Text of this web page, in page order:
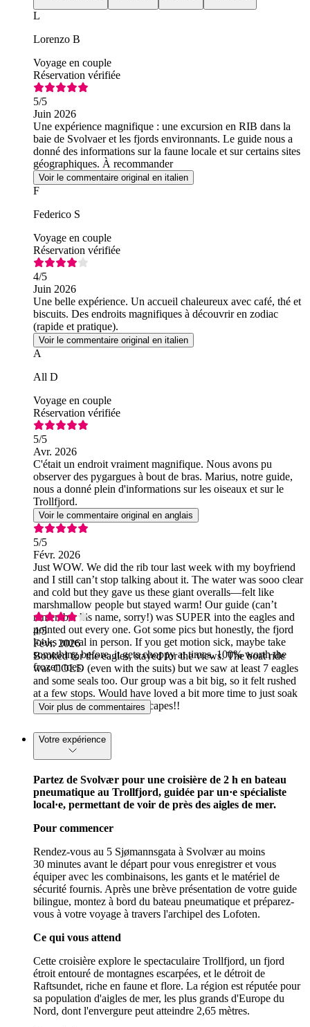
L
Lorenzo B
Voyage en couple
Réservation vérifiée
5/5
Juin 2026
Une expérience magnifique : une excursion en RIB dans la
baie de Svolvaer et les fjords environnants. Le guide nous a
donné des informations sur la faune locale et sur certains sites
géographiques. À recommander
Voir le commentaire original en italien
F
Federico S
Voyage en couple
Réservation vérifiée
4/5
Juin 2026
Une belle expérience. Un accueil chaleureux avec café, thé et
biscuits. Des endroits magnifiques à découvrir en zodiac
(rapide et pratique).
Voir le commentaire original en italien
A
All D
Voyage en couple
Réservation vérifiée
5/5
Avr. 2026
C'était un endroit vraiment magnifique. Nous avons pu
observer des pygargues à bout de bras. Marius, notre guide,
nous a donné plein d'informations sur les oiseaux et sur le
Trollfjord.
Voir le commentaire original en anglais
5/5
Févr. 2026
Just WOW. We did the rib tour last week with my boyfriend
and I still can’t stop talking about it. The water was sooo clear
and cold but they gave us these giant overalls—felt like
marshmallow people but stayed warm! Our guide (can’t
remember his name, sorry!) was SUPER into the eagles and
pointed out every one. Got some pics but honestly, the fjord
looks unreal in person. If you get motion sick, maybe take
something before, it gets choppy at times. 100% worth the
frozen toes.
4/5
Févr. 2026
Booked for the eagles, stayed for the views. The boat ride
was COLD (even with the suits) but we saw at least 7 eagles
and some seals too. Our group was a bit big, so it felt rushed
at a few stops. Would have loved a bit more time to just soak
it in. Still, crazy cool landscapes!!
Voir plus de commentaires
Votre expérience
Partez de Svolvær pour une croisière de 2 h en bateau
pneumatique au Trollfjord, guidée par un·e spécialiste
local·e, permettant de voir de près des aigles de mer.
Pour commencer
Rendez-vous au 5 Sjømannsgata à Svolvær au moins
30 minutes avant le départ pour vous enregistrer et vous
équiper avec les combinaisons, les gants et le matériel de
sécurité fournis. Après une brève présentation de votre guide
bilingue, montez à bord du bateau pneumatique et préparez-
vous à votre voyage à travers l'archipel des Lofoten.
Ce qui vous attend
Cette croisière explore le spectaculaire Trollfjord, un fjord
étroit entouré de montagnes escarpées, et le détroit de
Raftsundet, riche en faune et flore. La région est réputée pour
sa population d'aigles de mer, les plus grands d'Europe du
Nord, dont l'envergure peut atteindre 2,65 mètres.